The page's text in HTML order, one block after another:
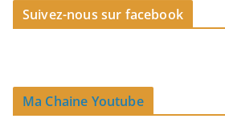
Suivez-nous sur facebook
Ma Chaine Youtube